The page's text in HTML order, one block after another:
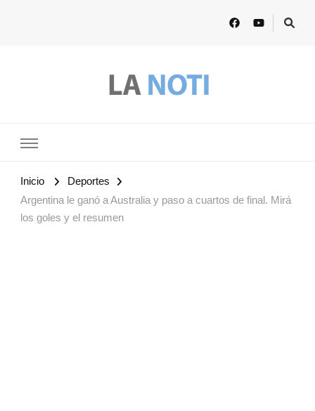
Inicio
Deportes
Argentina le ganó a Australia y paso a cuartos de final. Mirá
los goles y el resumen